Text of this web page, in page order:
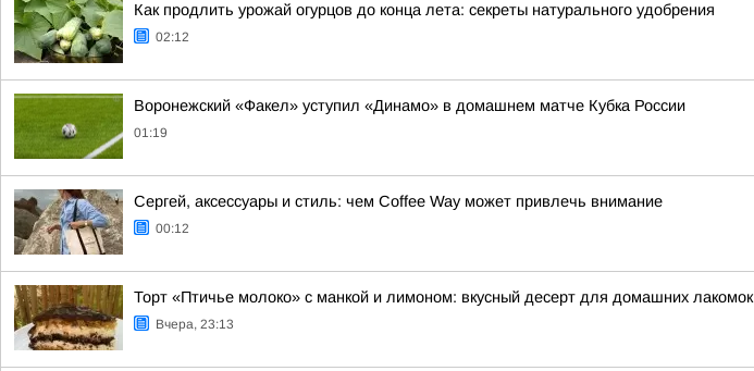
Как продлить урожай огурцов до конца лета: секреты натурального удобрения
02:12
Воронежский «Факел» уступил «Динамо» в домашнем матче Кубка России
01:19
Сергей, аксессуары и стиль: чем Coffee Way может привлечь внимание
00:12
Торт «Птичье молоко» с манкой и лимоном: вкусный десерт для домашних лакомок
Вчера, 23:13